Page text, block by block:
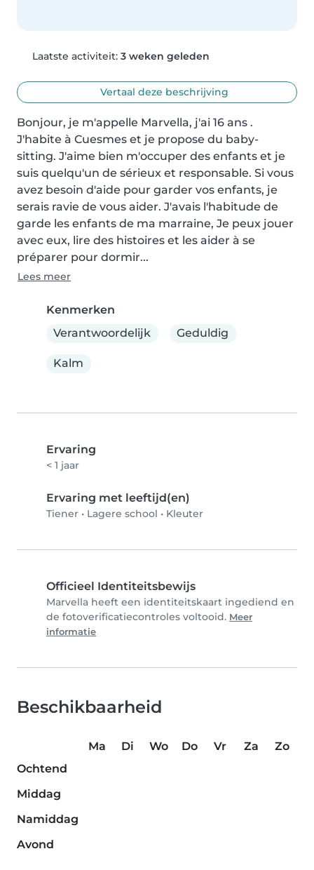
Laatste activiteit: 3 weken geleden
Vertaal deze beschrijving
Bonjour, je m'appelle Marvella, j'ai 16 ans .
J'habite à Cuesmes et je propose du baby-
sitting. J'aime bien m'occuper des enfants et je
suis quelqu'un de sérieux et responsable. Si vous
avez besoin d'aide pour garder vos enfants, je
serais ravie de vous aider. J'avais l'habitude de
garde les enfants de ma marraine, Je peux jouer
avec eux, lire des histoires et les aider à se
préparer pour dormir...
Lees meer
Kenmerken
Verantwoordelijk
Geduldig
Kalm
Ervaring
< 1 jaar
Ervaring met leeftijd(en)
Tiener • Lagere school • Kleuter
Officieel Identiteitsbewijs
Marvella heeft een identiteitskaart ingediend en
de fotoverificatiecontroles voltooid. Meer
informatie
Beschikbaarheid
Ma Di Wo Do Vr Za
Zo
Ochtend
Middag
Namiddag
Avond